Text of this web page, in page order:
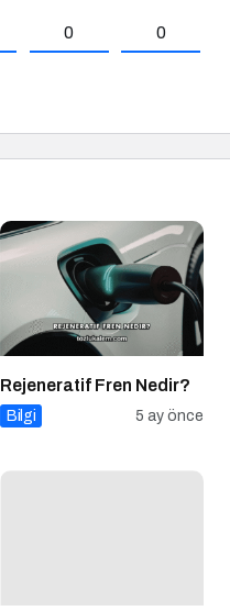
0 0
Rejeneratif Fren Nedir?
Bilgi 5 ay önce